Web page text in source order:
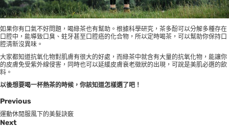
如果你有口氣不好問題，喝綠茶也有幫助。根據科學研究，茶多酚可以分解多種存在
口腔中，能導致口臭、蛀牙甚至口腔癌的化合物，所以定時喝茶，可以幫助你保持口
腔清新沒異味。
大家都知道抗氧化物對肌膚有很大的好處，而綠茶中就含有大量的抗氧化物，能讓你
的皮膚免受紫外線侵害，同時也可以延緩皮膚衰老徵狀的出現，可說是美肌必選的飲
料。
以後想要喝一杯熱茶的時候，你該知道怎樣選了吧！
Previous
運動休閒服風下的美髮訣竅
Next